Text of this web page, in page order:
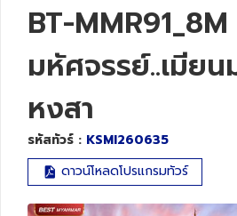
BT-MMR91_8M
มหัศจรรย์..เมีย
หงสา
รหัสทัวร์ : KSMI260635
ดาวน์โหลดโปรแกรมทัวร์
ทัวร์สแกนดิเนเวีย
ทัวร์จีน
ทัวร์ฮ่องกง
ทัวร์สิงคโปร์
ภาคตะวันตก
ภาคตะวันออก